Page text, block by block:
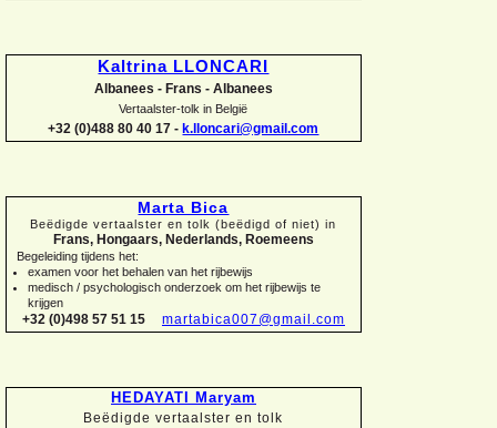
Kaltrina LLONCARI
Albanees - Frans - Albanees
Vertaalster-tolk in België
+32 (0)488 80 40 17 - k.lloncari@gmail.com
Marta Bica
Beëdigde vertaalster en tolk (beëdigd of niet) in
Frans, Hongaars, Nederlands, Roemeens
Begeleiding tijdens het:
examen voor het behalen van het rijbewijs
medisch / psychologisch onderzoek om het rijbewijs te
krijgen
+32 (0)498 57 51 15 martabica007@gmail.com
HEDAYATI Maryam
Beëdigde vertaalster en tolk